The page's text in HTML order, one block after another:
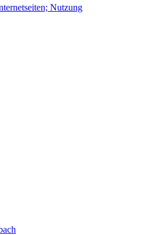
Nutzung